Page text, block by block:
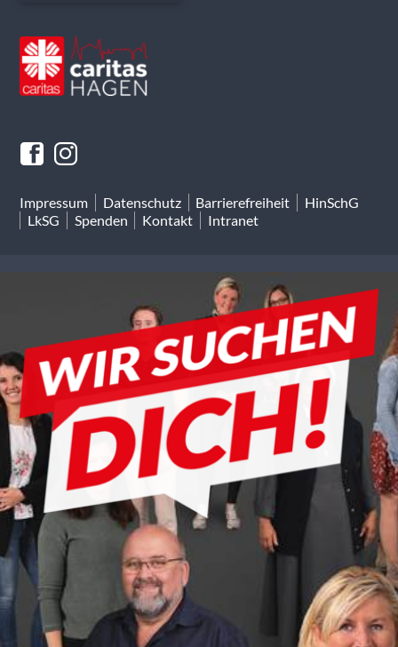
Impressum Datenschutz Barrierefreiheit
HinSchG
LkSG
Spenden Kontakt Intranet